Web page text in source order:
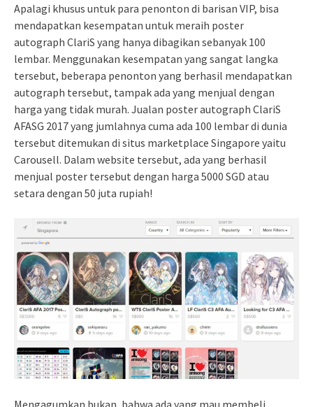
Apalagi khusus untuk para penonton di barisan VIP, bisa
mendapatkan kesempatan untuk meraih poster
autograph ClariS yang hanya dibagikan sebanyak 100
lembar. Menggunakan kesempatan yang sangat langka
tersebut, beberapa penonton yang berhasil mendapatkan
autograph tersebut, tampak ada yang menjual dengan
harga yang tidak murah. Jualan poster autograph ClariS
AFASG 2017 yang jumlahnya cuma ada 100 lembar di dunia
tersebut ditemukan di situs marketplace Singapore yaitu
Carousell. Dalam website tersebut, ada yang berhasil
menjual poster tersebut dengan harga 5000 SGD atau
setara dengan 50 juta rupiah!
Mengagumkan bukan, bahwa ada yang mau membeli